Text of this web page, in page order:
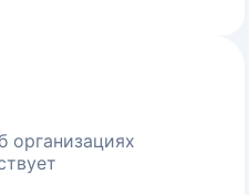
организациях